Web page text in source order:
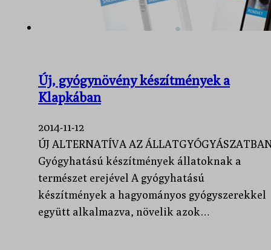
Új, gyógynövény készítmények a
Klapkában
2014-11-12
ÚJ ALTERNATÍVA AZ
Gyógyhatású készítmények állatoknak a
természet erejével A gyógyhatású
készítmények a hagyományos gyógyszerekkel
együtt alkalmazva, növelik azok…